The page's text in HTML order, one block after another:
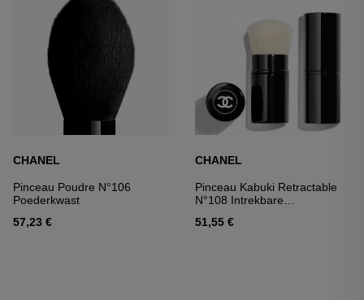
CHANEL
Pinceau Poudre N°106
Poederkwast
57,23 €
CHANEL
Pinceau Kabuki Retractable
N°108 Intrekbare
51,55 €